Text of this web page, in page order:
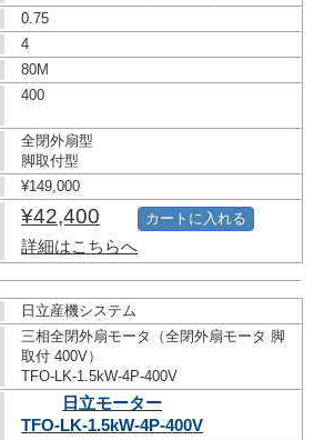
0.75
4
80M
400
全閉外扇型
脚取付型
¥149,000
¥42,400
詳細はこちらへ
カートに入れる
日立産機システム
三相全閉外扇モータ（全閉外扇モータ 脚
取付 400V）
TFO-LK-1.5kW-4P-400V
日立モーター
TFO-LK-1.5kW-4P-400V